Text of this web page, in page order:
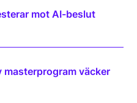
mot AI-beslut
masterprogram väcker